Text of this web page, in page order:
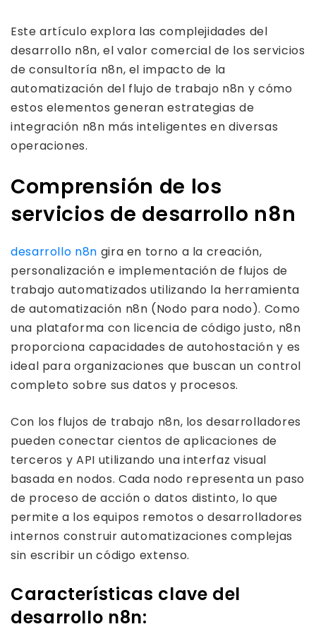
Este artículo explora las complejidades del
desarrollo n8n, el valor comercial de los servicios
de consultoría n8n, el impacto de la
automatización del flujo de trabajo n8n y cómo
estos elementos generan estrategias de
integración n8n más inteligentes en diversas
operaciones.
Comprensión de los
servicios de desarrollo n8n
desarrollo n8n gira en torno a la creación,
personalización e implementación de flujos de
trabajo automatizados utilizando la herramienta
de automatización n8n (Nodo para nodo). Como
una plataforma con licencia de código justo, n8n
proporciona capacidades de autohostación y es
ideal para organizaciones que buscan un control
completo sobre sus datos y procesos.
Con los flujos de trabajo n8n, los desarrolladores
pueden conectar cientos de aplicaciones de
terceros y API utilizando una interfaz visual
basada en nodos. Cada nodo representa un paso
de proceso de acción o datos distinto, lo que
permite a los equipos remotos o desarrolladores
internos construir automatizaciones complejas
sin escribir un código extenso.
Características clave del
desarrollo n8n: